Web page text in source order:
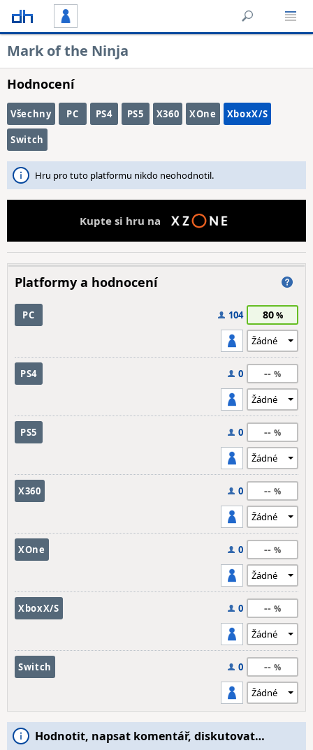
Mark of the Ninja
Hodnocení
Všechny PC PS4 PS5 X360 XOne XboxX/S
Switch
Hru pro tuto platformu nikdo neohodnotil.
Kupte si hru na
Platformy a hodnocení
PC 104 80
PS4 0 --
PS5 0 --
X360 0 --
XOne 0 --
XboxX/S 0 --
Switch 0 --
Hodnotit, napsat komentář, diskutovat…